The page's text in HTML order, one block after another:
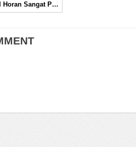
Niall Horan Sangat Percaya Diri Mengenakan Legging Bermotif Wajah Miley Cyrus